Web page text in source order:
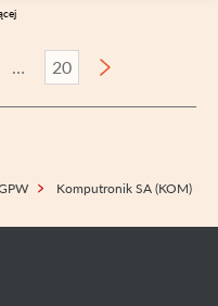
20
Komputronik SA (KOM)